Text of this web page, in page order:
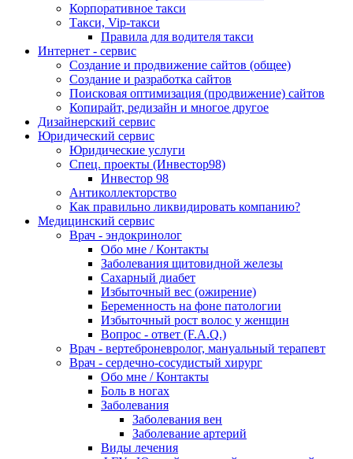
Корпоративное такси
Такси, Vip-такси
Правила для водителя такси
Интернет - сервис
Создание и продвижение сайтов (общее)
Создание и разработка сайтов
Поисковая оптимизация (продвижение) сайтов
Копирайт, редизайн и многое другое
Дизайнерский сервис
Юридический сервис
Юридические услуги
Спец. проекты (Инвестор98)
Инвестор 98
Антиколлекторство
Как правильно ликвидировать компанию?
Медицинский сервис
Врач - эндокринолог
Обо мне / Контакты
Заболевания щитовидной железы
Сахарный диабет
Избыточный вес (ожирение)
Беременность на фоне патологии
Избыточный рост волос у женщин
Вопрос - ответ (F.A.Q.)
Врач - вертеброневролог, мануальный терапевт
Врач - сердечно-сосудистый хирург
Обо мне / Контакты
Боль в ногах
Заболевания
Заболевания вен
Заболевание артерий
Виды лечения